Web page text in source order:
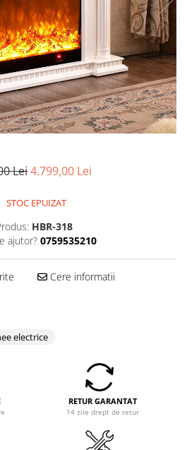
Lei4.799,00 Lei
STOC EPUIZAT
HBR-318
ajutor? 0759535210
Cere informatii
electrice
RETUR GARANTAT
14 zile drept de retur